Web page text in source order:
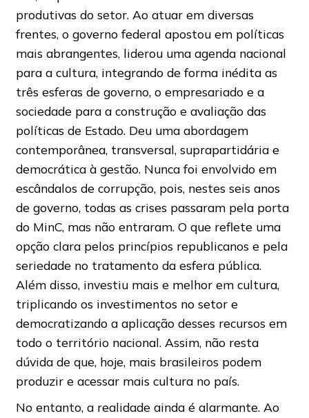
produtivas do setor. Ao atuar em diversas
frentes, o governo federal apostou em políticas
mais abrangentes, liderou uma agenda nacional
para a cultura, integrando de forma inédita as
três esferas de governo, o empresariado e a
sociedade para a construção e avaliação das
políticas de Estado. Deu uma abordagem
contemporânea, transversal, suprapartidária e
democrática à gestão. Nunca foi envolvido em
escândalos de corrupção, pois, nestes seis anos
de governo, todas as crises passaram pela porta
do MinC, mas não entraram. O que reflete uma
opção clara pelos princípios republicanos e pela
seriedade no tratamento da esfera pública.
Além disso, investiu mais e melhor em cultura,
triplicando os investimentos no setor e
democratizando a aplicação desses recursos em
todo o território nacional. Assim, não resta
dúvida de que, hoje, mais brasileiros podem
produzir e acessar mais cultura no país.
No entanto, a realidade ainda é alarmante. Ao